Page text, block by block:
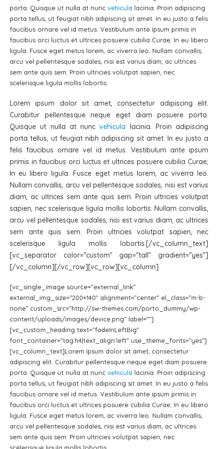
porta. Quisque ut nulla at nunc vehicula lacinia. Proin adipiscing
porta tellus, ut feugiat nibh adipiscing sit amet. In eu justo a felis
faucibus ornare vel id metus. Vestibulum ante ipsum primis in
faucibus orci luctus et ultrices posuere cubilia Curae; In eu libero
ligula. Fusce eget metus lorem, ac viverra leo. Nullam convallis,
arcu vel pellentesque sodales, nisi est varius diam, ac ultrices
sem ante quis sem. Proin ultricies volutpat sapien, nec
scelerisque ligula mollis lobortis.
Lorem ipsum dolor sit amet, consectetur adipiscing elit.
Curabitur pellentesque neque eget diam posuere porta.
Quisque ut nulla at nuncvehicula lacinia. Proin adipiscing
porta tellus, ut feugiat nibh adipiscing sit amet. In eu justo a
felis faucibus ornare vel id metus. Vestibulum ante ipsum
primis in faucibus orci luctus et ultrices posuere cubilia Curae;
In eu libero ligula. Fusce eget metus lorem, ac viverra leo.
Nullam convallis, arcu vel pellentesque sodales, nisi est varius
diam, ac ultrices sem ante quis sem. Proin ultricies volutpat
sapien, nec scelerisque ligula mollis lobortis. Nullam convallis,
arcu vel pellentesque sodales, nisi est varius diam, ac ultrices
sem ante quis sem. Proin ultricies volutpat sapien, nec
scelerisque ligula mollis lobortis.[/vc_column_text]
[vc_separator color=”custom” gap=”tall” gradient=”yes”]
[/vc_column][/vc_row][vc_row][vc_column]
[vc_single_image source=”external_link”
external_img_size=”200×140″ alignment=”center” el_class=”m-b-
none” custom_src=”http://sw-themes.com/porto_dummy/wp-
content/uploads/images/device.png” label=””]
[vc_custom_heading text=”fadeInLeftBig”
font_container=”tag:h4|text_align:left” use_theme_fonts=”yes”]
[vc_column_text]Lorem ipsum dolor sit amet, consectetur
adipiscing elit. Curabitur pellentesque neque eget diam posuere
porta. Quisque ut nulla at nunc vehicula lacinia. Proin adipiscing
porta tellus, ut feugiat nibh adipiscing sit amet. In eu justo a felis
faucibus ornare vel id metus. Vestibulum ante ipsum primis in
faucibus orci luctus et ultrices posuere cubilia Curae; In eu libero
ligula. Fusce eget metus lorem, ac viverra leo. Nullam convallis,
arcu vel pellentesque sodales, nisi est varius diam, ac ultrices
sem ante quis sem. Proin ultricies volutpat sapien, nec